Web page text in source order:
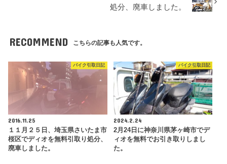
処分、廃車しました。
RECOMMEND こちらの記事も人気です。
バイク引取日記
2016.11.25
１１月２５日、埼玉県さいたま市
桜区でディオを無料引取り処分、
廃車しました。
バイク引取日記
2024.2.24
2月24日に神奈川県茅ヶ崎市でデ
ィオを無料でお引き取りしまし
た。